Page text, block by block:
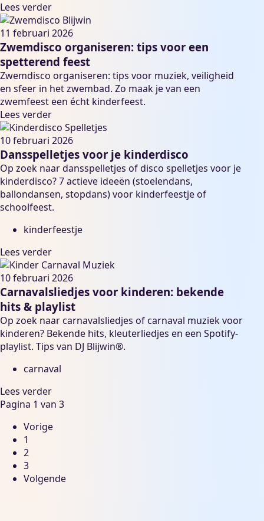
Lees verder
11 februari 2026
Zwemdisco organiseren: tips voor een
spetterend feest
Zwemdisco organiseren: tips voor muziek, veiligheid
en sfeer in het zwembad. Zo maak je van een
zwemfeest een écht kinderfeest.
Lees verder
10 februari 2026
Dansspelletjes voor je kinderdisco
Op zoek naar dansspelletjes of disco spelletjes voor je
kinderdisco? 7 actieve ideeën (stoelendans,
ballondansen, stopdans) voor kinderfeestje of
schoolfeest.
kinderfeestje
Lees verder
10 februari 2026
Carnavalsliedjes voor kinderen: bekende
hits & playlist
Op zoek naar carnavalsliedjes of carnaval muziek voor
kinderen? Bekende hits, kleuterliedjes en een Spotify-
playlist. Tips van DJ Blijwin®.
carnaval
Lees verder
Pagina 1 van 3
Vorige
1
2
3
Volgende